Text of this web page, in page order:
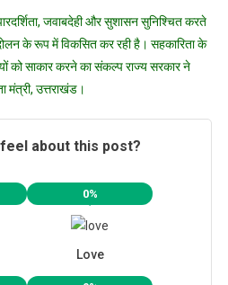
जवाबदेही और सुशासन सुनिश्चित करते
के रूप में विकसित कर रही है। सहकारिता के
को साकार करने का संकल्प राज्य सरकार ने
मंत्री, उत्तराखंड।
about this post?
0%
Love